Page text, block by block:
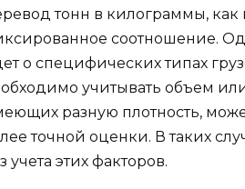
тонн в килограммы, как
соотношение.
о специфических типах
учитывать объем
разную плотность,
точной оценки. В таких
учета этих факторов.